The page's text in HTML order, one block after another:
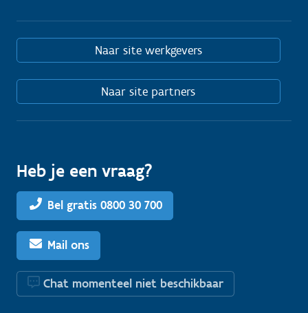
Naar site werkgevers
Naar site partners
Heb je een vraag?
Bel gratis 0800 30 700
Mail ons
Chat momenteel niet beschikbaar